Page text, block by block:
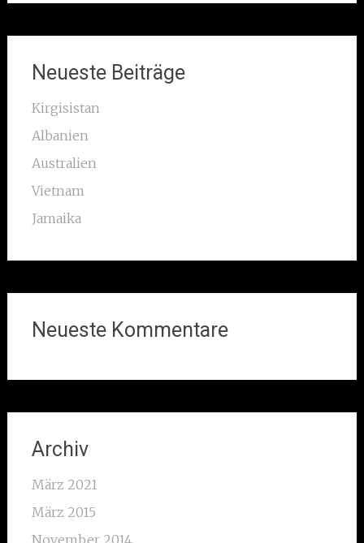
Neueste Beiträge
Kirgisistan
Albanien
Australien
Vietnam
Jamaika
Neueste Kommentare
Archiv
März 2021
März 2015
November 2014